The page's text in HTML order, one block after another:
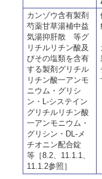
カンゾウ含有製剤
芍薬甘草湯補中益
気湯抑肝散 等グ
リチルリチン酸及
びその塩類を含有
する製剤グリチル
リチン酸一アンモ
ニウム・グリシ
ン・L-システイン
グリチルリチン酸
一アンモニウム・
グリシン・DL-メ
チオニン配合錠
等［8.2、11.1.1、
11.1.2参照］